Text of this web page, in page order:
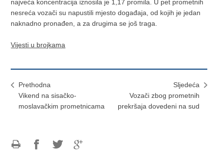
najveća koncentracija iznosila je 1,17 promila. U pet prometnih
nesreća vozači su napustili mjesto događaja, od kojih je jedan
naknadno pronađen, a za drugima se još traga.
Vijesti u brojkama
Prethodna
Vikend na sisačko-
moslavačkim prometnicama
Sljedeća
Vozači zbog prometnih
prekršaja dovedeni na sud